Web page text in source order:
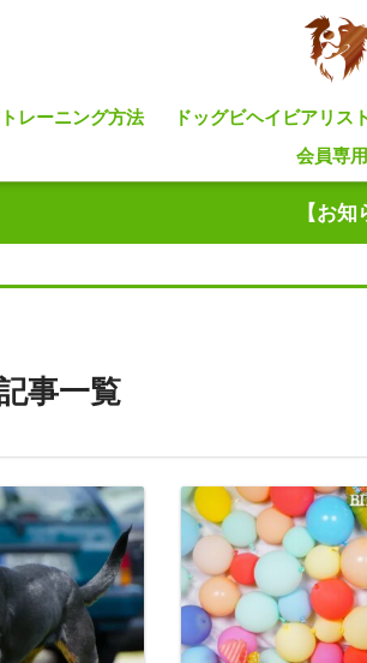
レーニング方法 ドッグビヘイビアリス
会員専
【お
事一覧